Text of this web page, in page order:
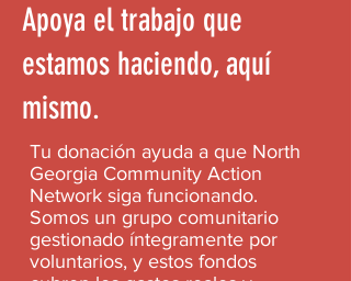
Apoya el trabajo que
estamos haciendo, aquí
mismo.
Tu donación ayuda a que North
Georgia Community Action
Network siga funcionando.
Somos un grupo comunitario
gestionado íntegramente por
voluntarios, y estos fondos